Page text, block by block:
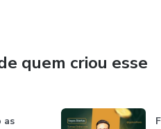
quem criou esse
as